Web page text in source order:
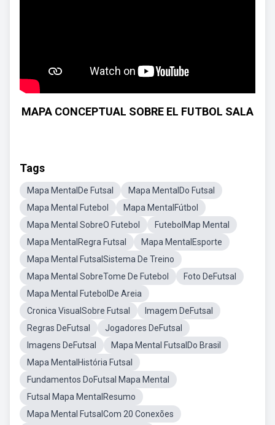
MAPA CONCEPTUAL SOBRE EL FUTBOL SALA
Tags
Mapa MentalDe Futsal
Mapa MentalDo Futsal
Mapa Mental Futebol
Mapa MentalFútbol
Mapa Mental SobreO Futebol
FutebolMap Mental
Mapa MentalRegra Futsal
Mapa MentalEsporte
Mapa Mental FutsalSistema De Treino
Mapa Mental SobreTome De Futebol
Foto DeFutsal
Mapa Mental FutebolDe Areia
Cronica VisualSobre Futsal
Imagem DeFutsal
Regras DeFutsal
Jogadores DeFutsal
Imagens DeFutsal
Mapa Mental FutsalDo Brasil
Mapa MentalHistória Futsal
Fundamentos DoFutsal Mapa Mental
Futsal Mapa MentalResumo
Mapa Mental FutsalCom 20 Conexões